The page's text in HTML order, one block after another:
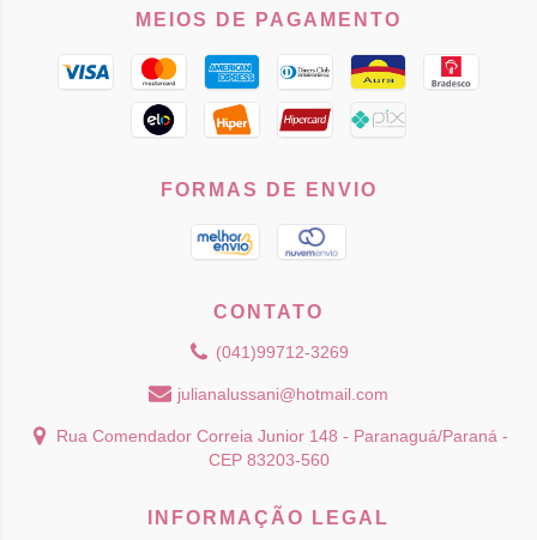
MEIOS DE PAGAMENTO
FORMAS DE ENVIO
CONTATO
(041)99712-3269
julianalussani@hotmail.com
Rua Comendador Correia Junior 148 - Paranaguá/Paraná -
CEP 83203-560
INFORMAÇÃO LEGAL